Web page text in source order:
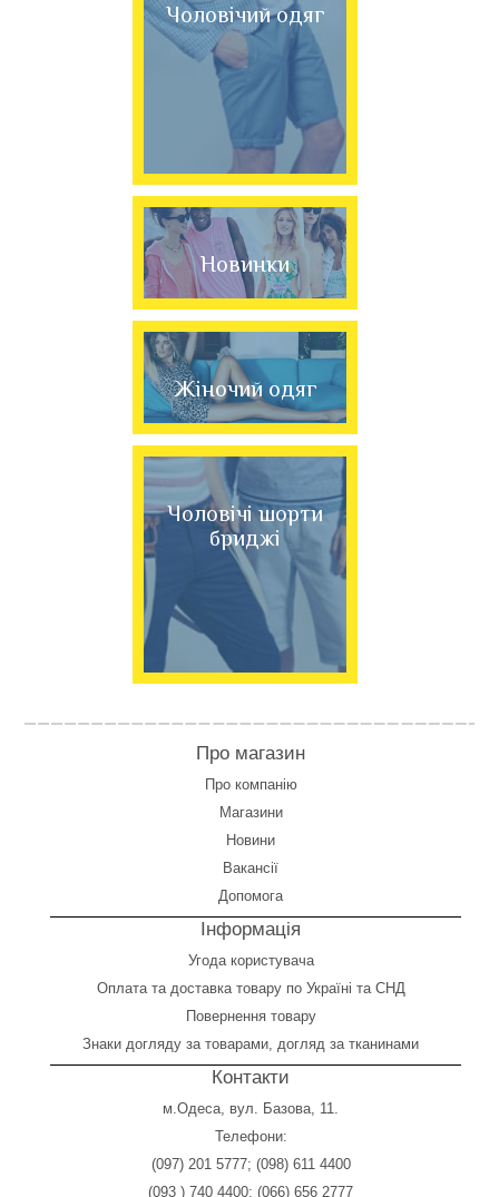
Чоловічий одяг
Новинки
Жіночий одяг
Чоловічі шорти
бриджі
Про магазин
Про компанію
Магазини
Новини
Вакансії
Допомога
Інформація
Угода користувача
Оплата та доставка товару по Україні та СНД
Повернення товару
Знаки догляду за товарами, догляд за тканинами
Контакти
м.Одеса, вул. Базова, 11.
Телефони:
(097) 201 5777; (098) 611 4400
(093 ) 740 4400; (066) 656 2777